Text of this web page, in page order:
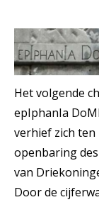
Het volgende
epIphanIa
verhief zich ten
openbaring
van
Door de